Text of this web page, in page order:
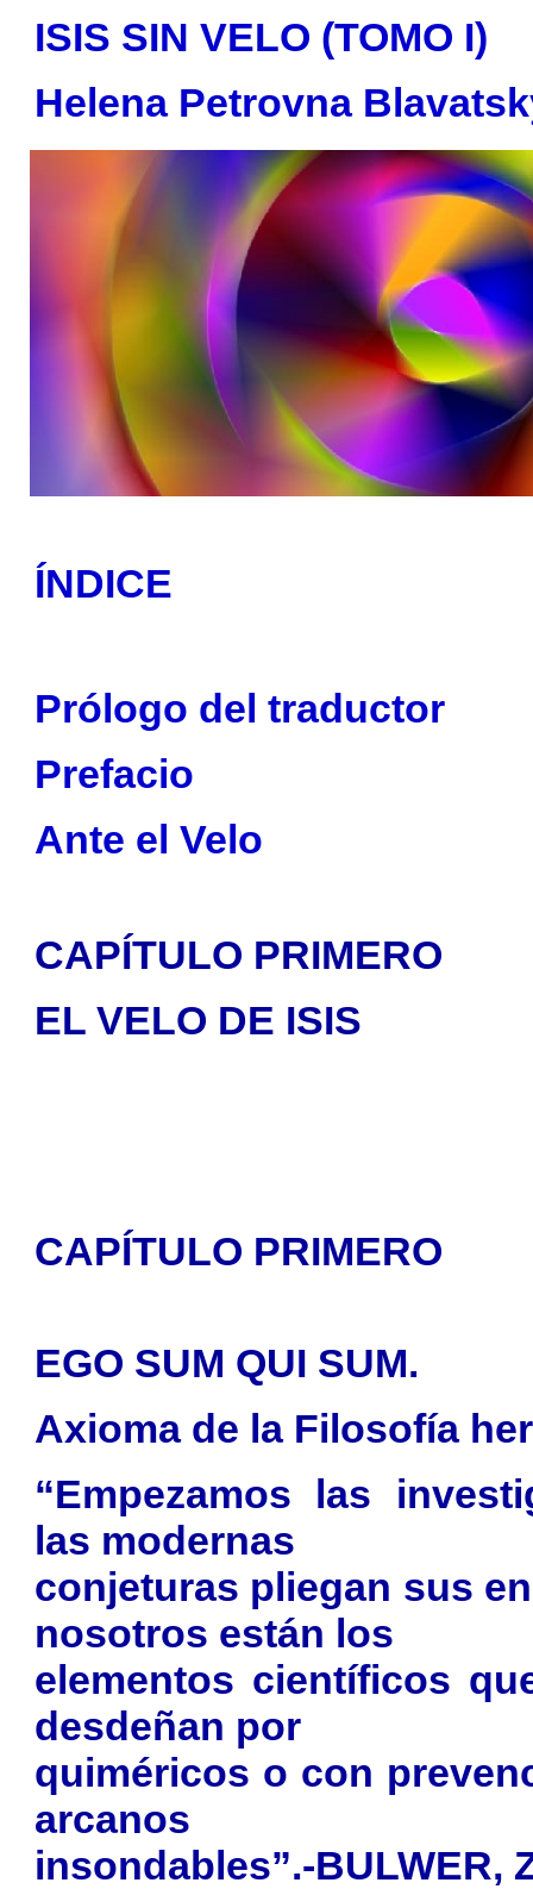
ISIS SIN VELO (TOMO I)
Helena Petrovna
ÍNDICE
Prólogo del traductor
Prefacio
Ante el Velo
CAPÍTULO PRIMERO
EL VELO DE ISIS
CAPÍTULO PRIMERO
EGO SUM QUI SUM.
Axioma de la Filosofía
“Empezamos las
las modernas
conjeturas pliegan sus
nosotros están los
elementos científicos
desdeñan por
quiméricos o con
arcanos
insondables”.-BULWER,